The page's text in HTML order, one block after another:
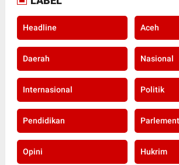
Headline Aceh
Daerah Nasional
Internasional Politik
Pendidikan
Opini Hukrim